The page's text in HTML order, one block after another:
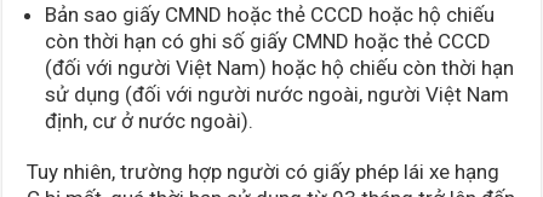
Bản sao giấy CMND hoặc thẻ CCCD hoặc hộ chiếu
còn thời hạn có ghi số giấy CMND hoặc thẻ CCCD
(đối với người Việt Nam) hoặc hộ chiếu còn thời hạn
sử dụng (đối với người nước ngoài, người Việt Nam
định, cư ở nước ngoài).
Tuy nhiên, trường hợp người có giấy phép lái xe hạng